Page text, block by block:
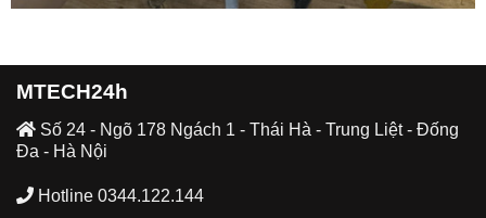
MTECH24h
Số 24 - Ngõ 178 Ngách 1 - Thái Hà - Trung Liệt - Đống
Đa - Hà Nội
Hotline 0344.122.144